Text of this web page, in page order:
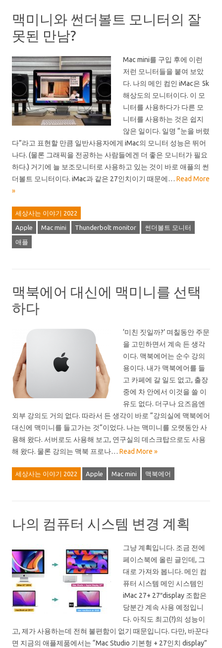
맥미니와 썬더볼트 모니터의 잘
못된 만남?
Mac mini를 구입 후에 이런
저런 모니터들을 붙여 보았
다. 나의 메인 컴인 iMac은 5k
해상도의 모니터이다. 이 모
니터를 사용하다가 다른 모
니터를 사용하는 것은 쉽지
않은 일이다. 일명 “눈을 버렸
다”라고 표현할 만큼 일반사용자에게 iMac의 모니터 성능은 뛰어
나다. (물론 그래픽을 전공하는 사람들에겐 더 좋은 모니터가 필요
하다.) 거기에 늘 보조모니터로 사용하고 있는 것이 바로 애플의 썬
더볼트 모니터이다. iMac과 같은 27인치이기 때문에… Read More
»
세상사는 이야기 2022
Apple Mac mini Thunderbolt monitor 썬더볼트 모니터
애플
맥북에어 대신에 맥미니를 선택
하다
‘미친 짓일까?’ 며칠동안 주문
을 고민하면서 계속 든 생각
이다. 맥북에어는 순수 강의
용이다. 내가 맥북에어를 들
고 카페에 갈 일도 없고, 출장
중에 차 안에서 이것을 쓸 이
유도 없다. 더구나 요즈음엔
외부 강의도 거의 없다. 따라서 든 생각이 바로 “강의실에 맥북에어
대신에 맥미니를 들고가는 것“이었다. 나는 맥미니를 오랫동안 사
용해 왔다. 서버로도 사용해 보고, 연구실의 데스크탑으로도 사용
해 왔다. 물론 강의는 맥북 프로나… Read More »
세상사는 이야기 2022 Apple Mac mini 맥북에어
나의 컴퓨터 시스템 변경 계획
그냥 계획입니다. 조금 전에
페이스북에 올린 글인데, 그
대로 가져와 봅니다. 메인 컴
퓨터 시스템 메인 시스템인
iMac 27+ 27″display 조합은
당분간 계속 사용 예정입니
다. 아직도 최고(?)의 성능이
고, 제가 사용하는데 전혀 불편함이 없기 때문입니다. 다만, 바꾼다
면 지금의 애플제품에서는 “Mac Studio 기본형 + 27인치 display”